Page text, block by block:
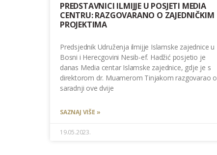
PREDSTAVNICI ILMIJJE U POSJETI MEDIA
CENTRU: RAZGOVARANO O ZAJEDNIČKIM
PROJEKTIMA
Predsjednik Udruženja ilmijje Islamske zajednice u
Bosni i Herecgovini Nesib-ef. Hadžić posjetio je
danas Media centar Islamske zajednice, gdje je s
direktorom dr. Muamerom Tinjakom razgovarao o
saradnji ove dvije
SAZNAJ VIŠE »
19.05.2023.